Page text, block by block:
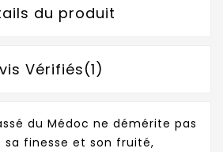
du produit
Vérifiés(1)
du Médoc ne démérite pas
finesse et son fruité,